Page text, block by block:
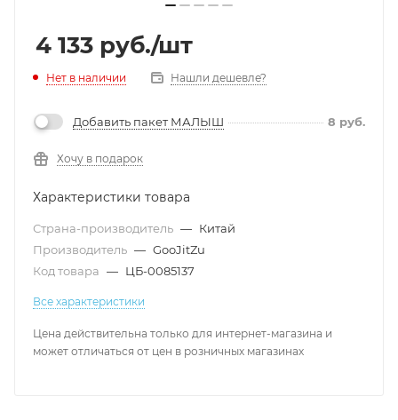
4 133 руб./шт
Нет в наличии Нашли дешевле?
Добавить пакет МАЛЫШ 8 руб.
Хочу в подарок
Характеристики товара
Страна-производитель — Китай
Производитель — GooJitZu
Код товара — ЦБ-0085137
Все характеристики
Цена действительна только для интернет-магазина и
может отличаться от цен в розничных магазинах